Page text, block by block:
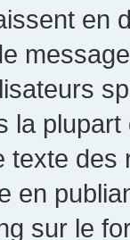
en
la
texte
en
sur le